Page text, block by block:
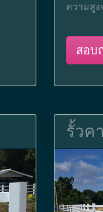
ความสูง
สอบ
รั้วค